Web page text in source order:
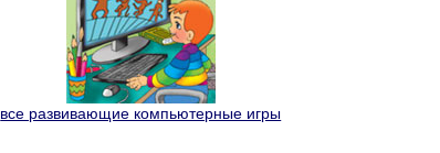
все развивающие компьютерные игры